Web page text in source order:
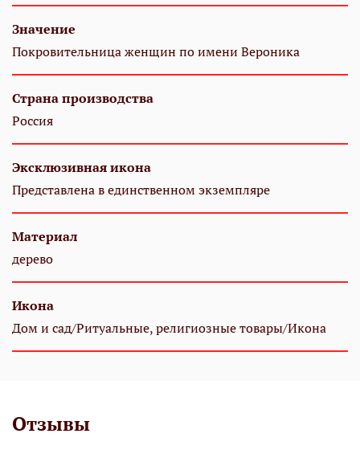
Значение
Покровительница женщин по имени Вероника
Страна производства
Россия
Эксклюзивная икона
Представлена в единственном экземпляре
Материал
дерево
Икона
Дом и сад/Ритуальные, религиозные товары/Икона
Отзывы